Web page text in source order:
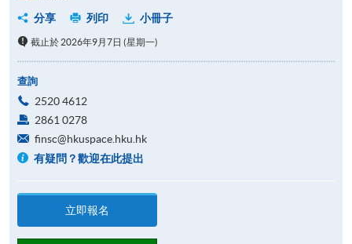
分享
列印 小冊子
截止於 2026年9月7日 (星期一)
查詢
2520 4612
2861 0278
finsc@hkuspace.hku.hk
有疑問？歡迎在此提出
立即報名